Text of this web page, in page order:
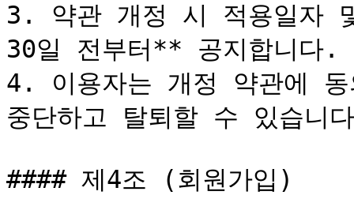
3. 약관 개정 시 적용일자
30일 전부터** 공지합니다.
4. 이용자는 개정 약관에
중단하고 탈퇴할 수 있습니
#### 제4조 (회원가입)